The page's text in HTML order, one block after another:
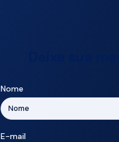
Nome
E-mail